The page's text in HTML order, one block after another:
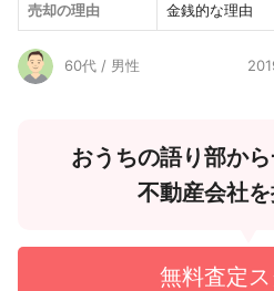
売却の理由 金銭的な理由
60代 / 男性
おうちの語り部から
不動産会社を
無料査定ス